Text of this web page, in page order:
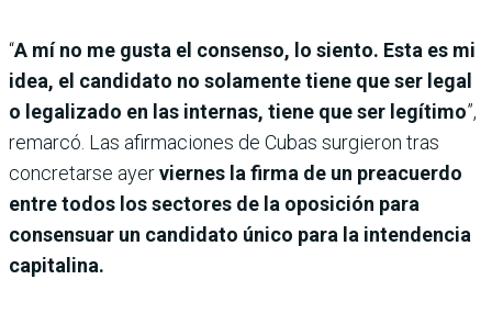
“A mí no me gusta el consenso, lo siento. Esta es mi
idea, el candidato no solamente tiene que ser legal
o legalizado en las internas, tiene que ser legítimo”,
remarcó. Las afirmaciones de Cubas surgieron tras
concretarse ayerviernes la firma de un preacuerdo
entre todos los sectores de la oposición para
consensuar un candidato único para la intendencia
capitalina.